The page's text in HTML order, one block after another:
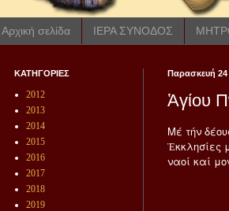
Αρχική σελίδα ΙΕΡΑ ΣΥΝΟΔΟΣ
Παρασκευή 24
Ἁγίου
Μέ τήν
Ἐκκλησίες
ναοί καί
ΚΑΤΗΓΟΡΙΕΣ
2012
2013
2014
2015
2016
2017
2018
2019